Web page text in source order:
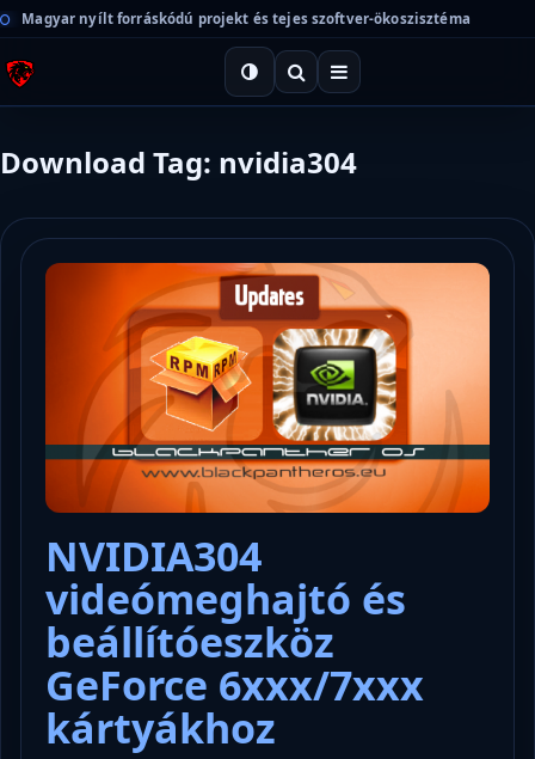
Magyar nyílt forráskódú projekt és tejes szoftver-ökoszisztéma
Download Tag: nvidia304
NVIDIA304
videómeghajtó és
beállítóeszköz
GeForce 6xxx/7xxx
kártyákhoz